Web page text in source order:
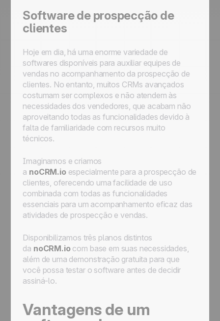
Software de prospecção de
clientes
Hoje em dia, há uma enorme variedade de
softwares disponíveis para auxiliar equipes de
vendas no acompanhamento da prospecção de
clientes. No entanto, muitos CRMs avançados
costumam ser complexos e não atendem às
necessidades dos vendedores, que acabam não
aproveitando todas as funcionalidades devido à
falta de familiaridade com recursos muito
técnicos.
Imaginamos e criamos
a noCRM.ioespecialmente para a prospecção de
clientes, oferecendo uma facilidade de uso
combinada com todas as funcionalidades
essenciais para um acompanhamento eficaz das
atividades de prospecção e vendas.
Disponibilizamos três planos distintos
da noCRM.iocom base em suas necessidades,
além de uma demonstração gratuita para que
você possa testar o software antes de decidir
assiná-lo.
Vantagens de um